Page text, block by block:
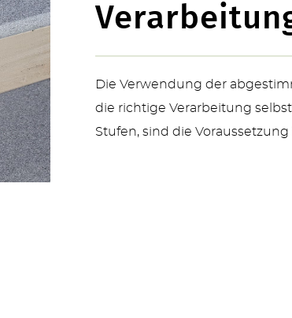
& NEUHEITEN
Die Verwendung der
die richtige Verarbeitung
Stufen, sind die